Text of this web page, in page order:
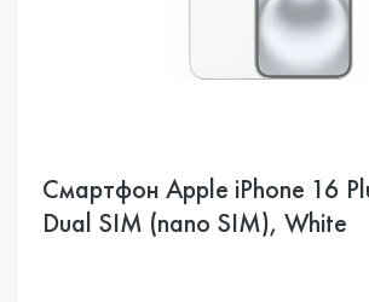
Смартфон Apple iPhone 16
Dual SIM (nano SIM), White